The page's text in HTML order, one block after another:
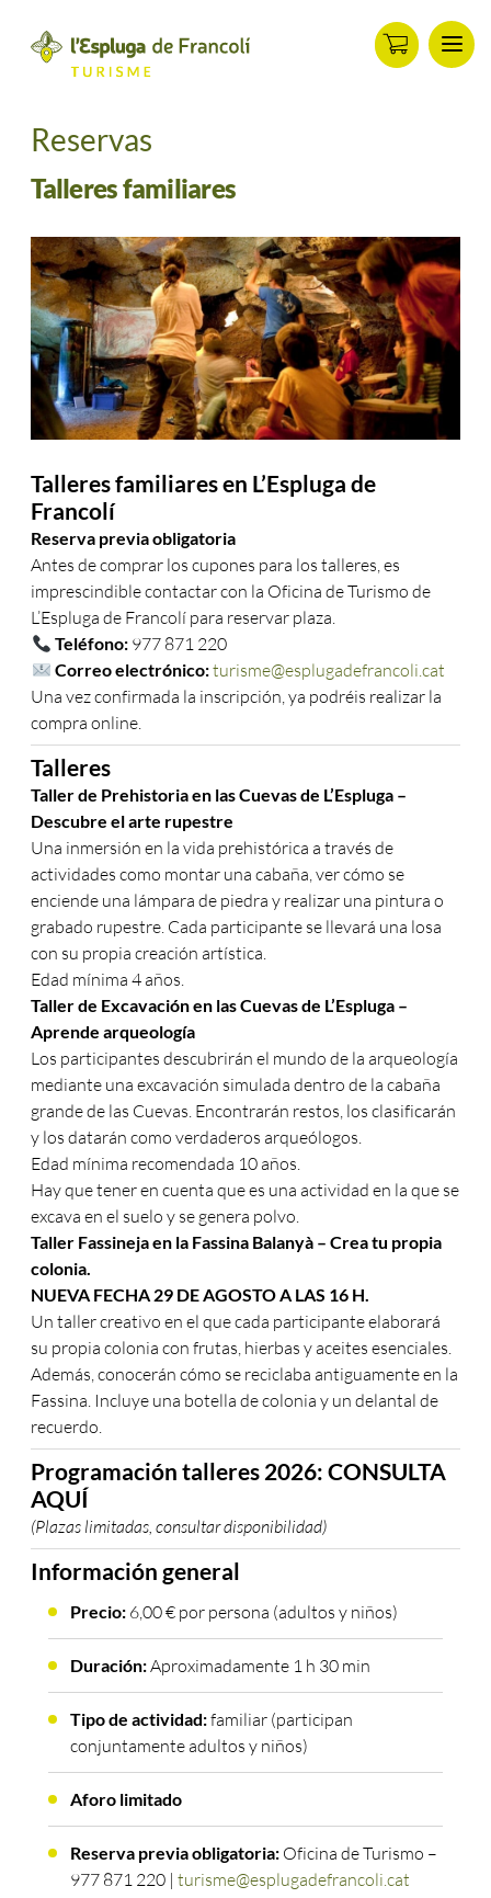
Menu
Reservas
Talleres familiares
Talleres familiares en L’Espluga de
Francolí
Reserva previa obligatoria
Antes de comprar los cupones para los talleres, es
imprescindible contactar con la Oficina de Turismo de
L’Espluga de Francolí para reservar plaza.
Teléfono:977 871 220
Correo electrónico:turisme@esplugadefrancoli.cat
Una vez confirmada la inscripción, ya podréis realizar la
compra online.
Talleres
Taller de Prehistoria en las Cuevas de L’Espluga –
Descubre el arte rupestre
Una inmersión en la vida prehistórica a través de
actividades como montar una cabaña, ver cómo se
enciende una lámpara de piedra y realizar una pintura o
grabado rupestre. Cada participante se llevará una losa
con su propia creación artística.
Edad mínima 4 años.
Taller de Excavación en las Cuevas de L’Espluga –
Aprende arqueología
Los participantes descubrirán el mundo de la arqueología
mediante una excavación simulada dentro de la cabaña
grande de las Cuevas. Encontrarán restos, los clasificarán
y los datarán como verdaderos arqueólogos.
Edad mínima recomendada 10 años.
Hay que tener en cuenta que es una actividad en la que se
excava en el suelo y se genera polvo.
Taller Fassineja en la Fassina Balanyà – Crea tu propia
colonia.
NUEVA FECHA 29 DE AGOSTO A LAS 16 H.
Un taller creativo en el que cada participante elaborará
su propia colonia con frutas, hierbas y aceites esenciales.
Además, conocerán cómo se reciclaba antiguamente en la
Fassina. Incluye una botella de colonia y un delantal de
recuerdo.
Programación talleres 2026:CONSULTA
AQUÍ
(Plazas limitadas, consultar disponibilidad)
Información general
Precio:6,00 € por persona (adultos y niños)
Duración:Aproximadamente 1 h 30 min
Tipo de actividad:familiar (participan
conjuntamente adultos y niños)
Aforo limitado
Reserva previa obligatoria:Oficina de Turismo –
977 871 220 | turisme@esplugadefrancoli.cat